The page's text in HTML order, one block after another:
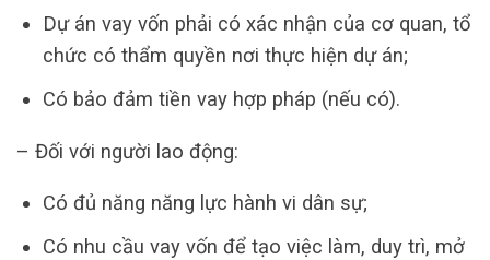
Dự án vay vốn phải có xác nhận của cơ quan, tổ
chức có thẩm quyền nơi thực hiện dự án;
Có bảo đảm tiền vay hợp pháp (nếu có).
– Đối với người lao động:
Có đủ năng năng lực hành vi dân sự;
Có nhu cầu vay vốn để tạo việc làm, duy trì, mở